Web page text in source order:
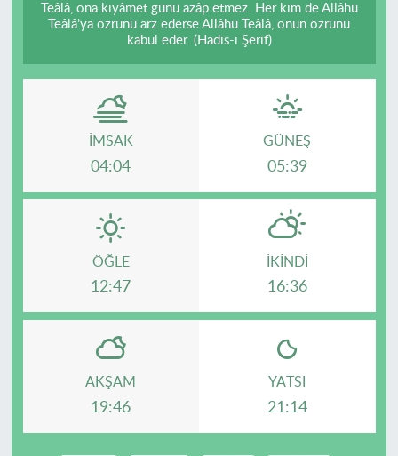
Teâlâ, ona kıyâmet günü azâp etmez. Her kim de Allâhü
Teâlâ’ya özrünü arz ederse Allâhü Teâlâ, onun özrünü
kabul eder. (Hadis-i Şerif)
İMSAK
04:04
GÜNEŞ
05:39
ÖĞLE
12:47
İKINDI
16:36
AKŞAM
19:46
YATSI
21:14